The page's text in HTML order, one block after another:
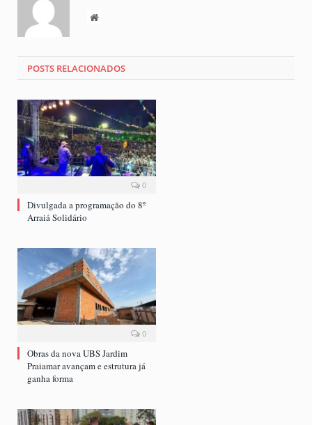
Website
POSTS RELACIONADOS
0
Divulgada a programação do 8º
Arraiá Solidário
0
Obras da nova UBS Jardim
Praiamar avançam e estrutura já
ganha forma